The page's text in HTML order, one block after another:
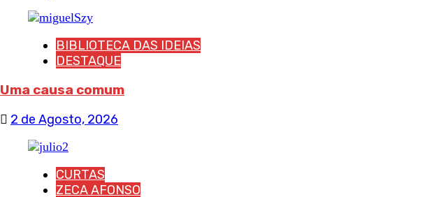
BIBLIOTECA DAS IDEIAS
DESTAQUE
Uma causa comum
2 de Agosto, 2026
CURTAS
ZECA AFONSO